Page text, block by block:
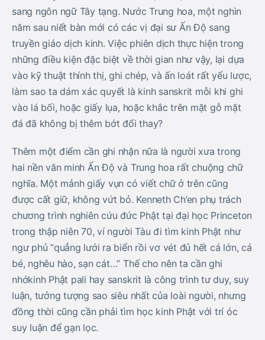
sang ngôn ngữ Tây tạng. Nước Trung hoa, một nghìn
năm sau niết bàn mới có các vị đại sư Ấn Độ sang
truyền giáo dịch kinh. Việc phiên dịch thực hiện trong
những điều kiện đặc biệt về thời gian như vậy, lại dựa
vào kỹ thuật thính thị, ghi chép, và ấn loát rất yếu lược,
làm sao ta dám xác quyết là kinh sanskrit mỗi khi ghi
vào lá bối, hoặc giấy lụa, hoặc khắc trên mặt gỗ mặt
đá đã không bị thêm bớt đổi thay?
Thêm một điểm cần ghi nhận nữa là người xưa trong
hai nền văn minh Ấn Độ và Trung hoa rất chuộng chữ
nghĩa. Một mảnh giấy vụn có viết chữ ở trên cũng
được cất giữ, không vứt bỏ. Kenneth Ch’en phụ trách
chương trình nghiên cứu đức Phật tại đại học Princeton
trong thập niên 70, ví người Tàu đi tìm kinh Phật như
ngư phủ “quẳng lưới ra biển rồi vơ vét đủ hết cá lớn, cá
bé, nghêu hào, sạn cát…” Thế cho nên ta cần ghi
nhớkinh Phật pali hay sanskrit là công trình tư duy, suy
luận, tưởng tượng sao siêu nhất của loài người, nhưng
đồng thời cũng cần phải tìm học kinh Phật với trí óc
suy luận để gạn lọc.